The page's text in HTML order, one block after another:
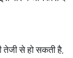
तेजी से हो सकती है,